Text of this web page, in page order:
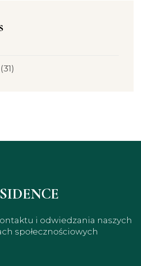
(31)
i odwiedzania naszych
społecznościowych